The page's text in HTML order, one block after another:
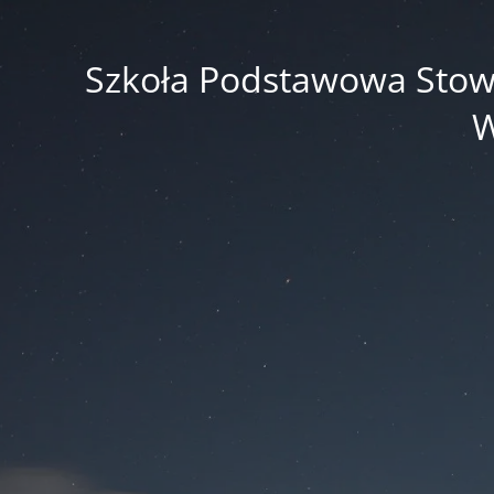
Szkoła Podstawowa